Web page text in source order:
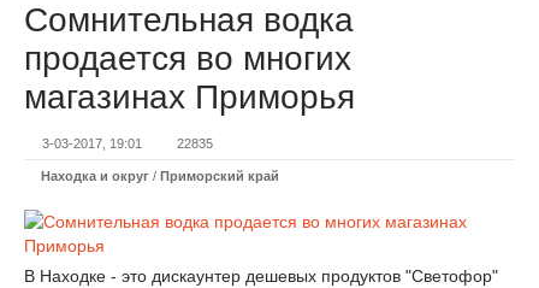
Сомнительная водка
продается во многих
магазинах Приморья
3-03-2017, 19:01 22835
Находка и округ / Приморский край
В Находке - это дискаунтер дешевых продуктов "Светофор"